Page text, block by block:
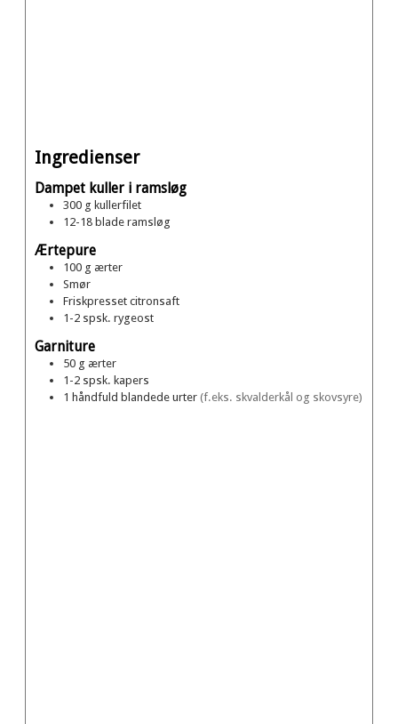
Ingredienser
Dampet kuller i ramsløg
300 g kullerfilet
12-18 blade ramsløg
Ærtepure
100 g ærter
Smør
Friskpresset citronsaft
1-2 spsk. rygeost
Garniture
50 g ærter
1-2 spsk. kapers
1 håndfuld blandede urter (f.eks. skvalderkål og skovsyre)